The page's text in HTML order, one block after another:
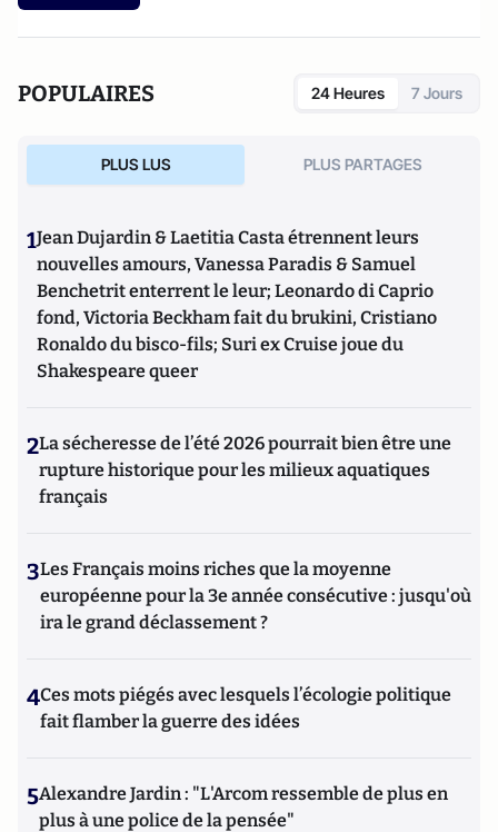
POPULAIRES 24 Heures 7 Jours
PLUS LUS PLUS PARTAGES
1Jean Dujardin & Laetitia Casta étrennent leurs
nouvelles amours, Vanessa Paradis & Samuel
Benchetrit enterrent le leur; Leonardo di Caprio
fond, Victoria Beckham fait du brukini, Cristiano
Ronaldo du bisco-fils; Suri ex Cruise joue du
Shakespeare queer
2La sécheresse de l’été 2026 pourrait bien être une
rupture historique pour les milieux aquatiques
français
3Les Français moins riches que la moyenne
européenne pour la 3e année consécutive : jusqu'où
ira le grand déclassement ?
4Ces mots piégés avec lesquels l’écologie politique
fait flamber la guerre des idées
5Alexandre Jardin : "L'Arcom ressemble de plus en
plus à une police de la pensée"